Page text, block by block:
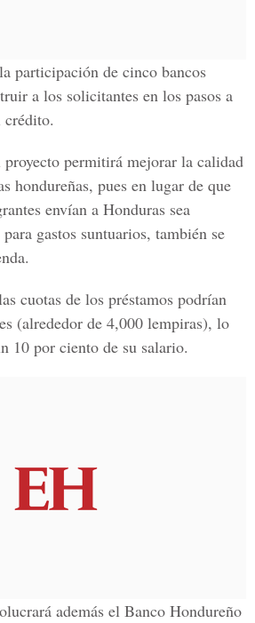
participación de cinco bancos
a los solicitantes en los pasos a
crédito.
proyecto permitirá mejorar la calidad
hondureñas, pues en lugar de que
envían a Honduras sea
gastos suntuarios, también se
cuotas de los préstamos podrían
(alrededor de 4,000 lempiras), lo
10 por ciento de su salario.
además el Banco Hondureño